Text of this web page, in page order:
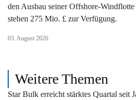
den Ausbau seiner Offshore-Windflotte
stehen 275 Mio. £ zur Verfügung.
03. August 2026
Weitere Themen
Star Bulk erreicht stärktes Quartal seit